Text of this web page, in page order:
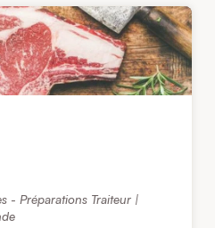
- Préparations Traiteur |